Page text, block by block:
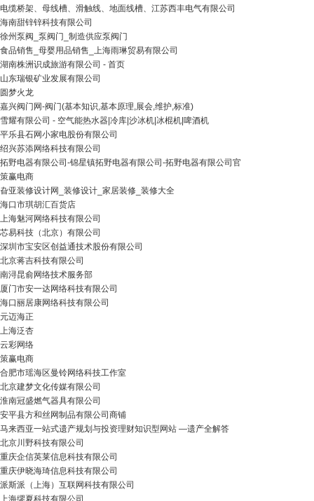
电缆桥架、母线槽、滑触线、地面线槽、江苏西丰电气有限公司
海南甜锌锌科技有限公司
徐州泵阀_泵阀门_制造供应泵阀门
食品销售_母婴用品销售_上海雨琳贸易有限公司
湖南株洲识成旅游有限公司 - 首页
山东瑞银矿业发展有限公司
圆梦火龙
嘉兴阀门网-阀门(基本知识,基本原理,展会,维护,标准)
雪耀有限公司 - 空气能热水器|冷库|沙冰机|冰棍机|啤酒机
平乐县石网小家电股份有限公司
绍兴苏添网络科技有限公司
拓野电器有限公司-锦星镇拓野电器有限公司-拓野电器有限公司官
策赢电商
旮亚装修设计网_装修设计_家居装修_装修大全
海口市琪胡汇百货店
上海魅河网络科技有限公司
芯易科技（北京）有限公司
深圳市宝安区创益通技术股份有限公司
北京蒋吉科技有限公司
南浔昆俞网络技术服务部
厦门市安一达网络科技有限公司
海口丽居康网络科技有限公司
元迈海正
上海泛杏
云彩网络
策赢电商
合肥市瑶海区曼铃网络科技工作室
北京建梦文化传媒有限公司
淮南冠盛燃气器具有限公司
安平县方和丝网制品有限公司商铺
马来西亚一站式遗产规划与投资理财知识型网站 —遗产全解答
北京川野科技有限公司
重庆企信英莱信息科技有限公司
重庆伊晓海琦信息科技有限公司
派斯派（上海）互联网科技有限公司
上海缪夏科技有限公司